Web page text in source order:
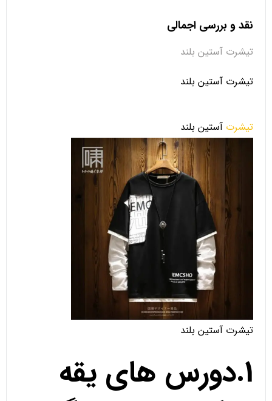
نقد و بررسی اجمالی
تیشرت آستین بلند
تیشرت آستین بلند
تیشرت آستین بلند
تیشرت آستین بلند
1.دورس های یقه